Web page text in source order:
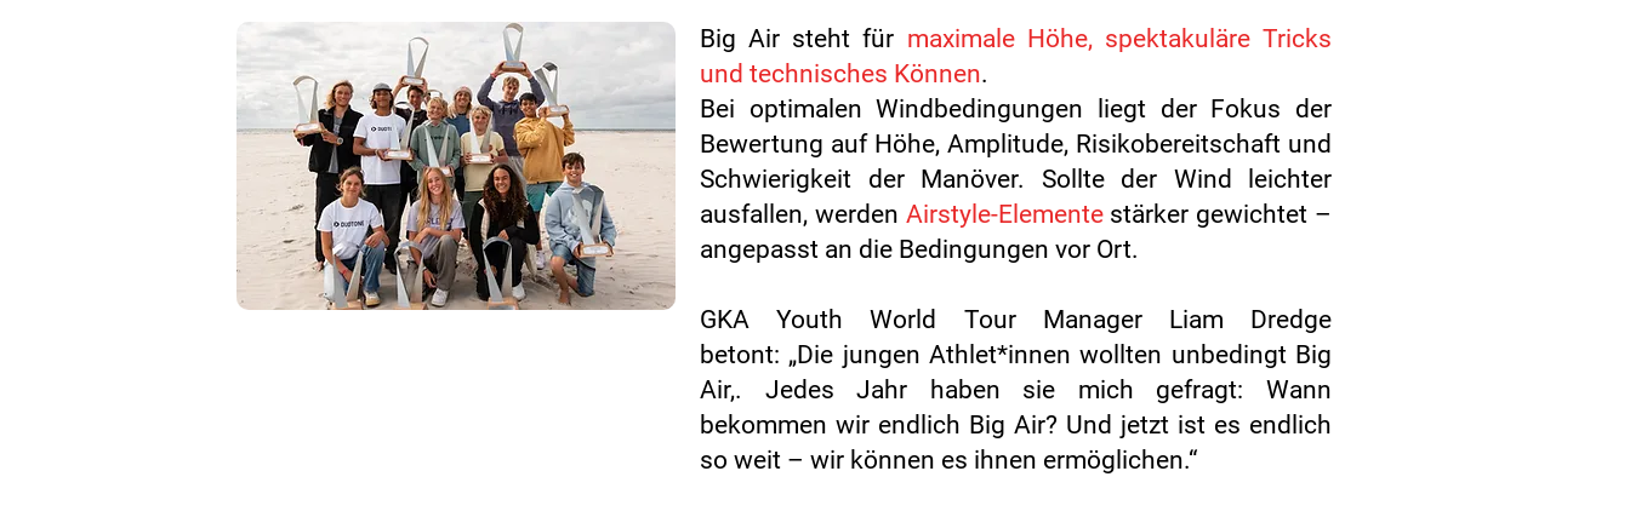
Big Air steht für maximale Höhe, spektakuläre Tricks
und technisches Können.
Bei optimalen Windbedingungen liegt der Fokus der
Bewertung auf Höhe, Amplitude, Risikobereitschaft und
Schwierigkeit der Manöver. Sollte der Wind leichter
ausfallen, werden Airstyle-Elemente stärker gewichtet –
angepasst an die Bedingungen vor Ort.
GKA Youth World Tour Manager Liam Dredge
betont: „Die jungen Athlet*innen wollten unbedingt Big
Air,. Jedes Jahr haben sie mich gefragt: Wann
bekommen wir endlich Big Air? Und jetzt ist es endlich
so weit – wir können es ihnen ermöglichen.“